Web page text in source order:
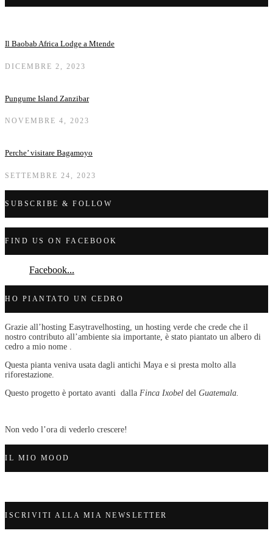
Il Baobab Africa Lodge a Mtende
DICEMBRE 2, 2023
Pungume Island Zanzibar
NOVEMBRE 4, 2023
Perche’ visitare Bagamoyo
SETTEMBRE 24, 2023
SUBSCRIBE & FOLLOW
FIND US ON FACEBOOK
Facebook...
HO PIANTATO UN CEDRO
Grazie all’hosting Easytravelhosting, un hosting verde che crede che il
nostro contributo all’ambiente sia importante, è stato piantato un albero di
cedro a mio nome .
Questa pianta veniva usata dagli antichi Maya e si presta molto alla
riforestazione.
Questo progetto è portato avanti dalla Finca Ixobel del Guatemala.
Non vedo l’ora di vederlo crescere!
IL MIO MOOD
ISCRIVITI ALLA MIA NEWSLETTER